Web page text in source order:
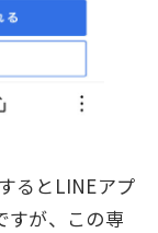
るとLINEアプ
すが、この専